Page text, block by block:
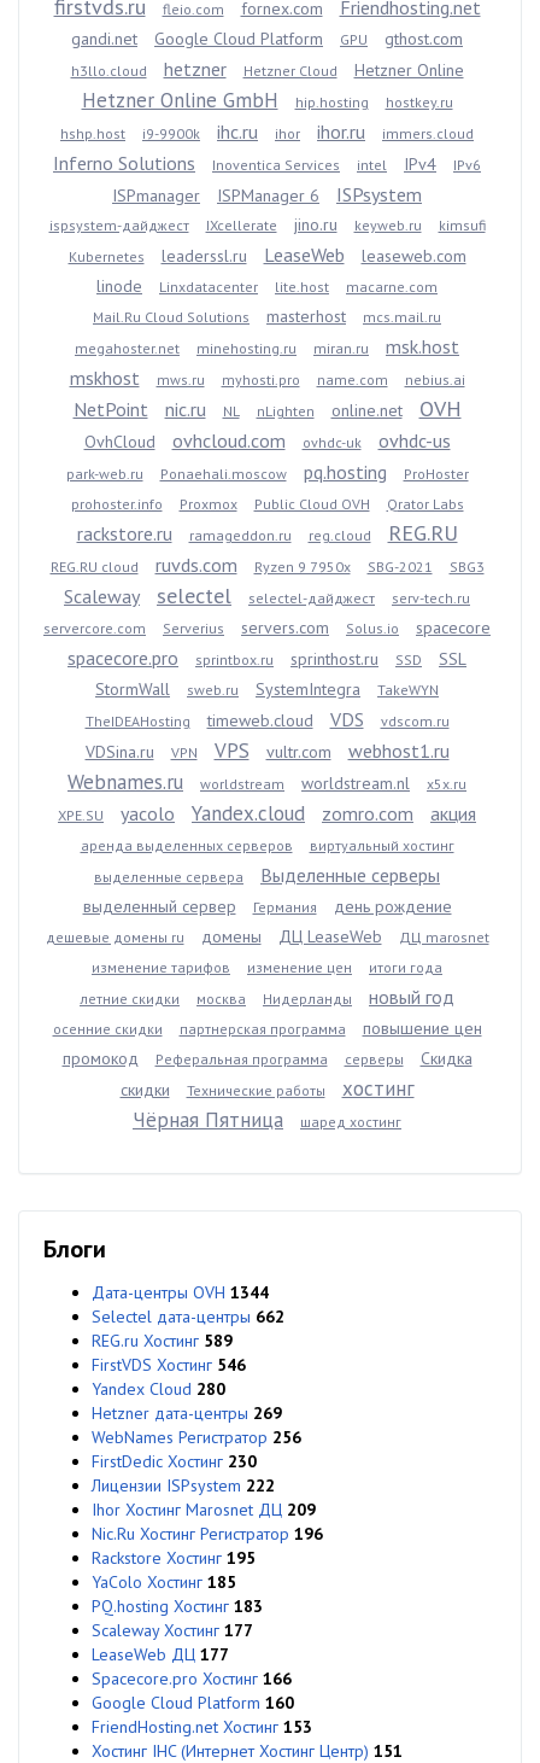
firstvds.ru fleio.com fornex.com Friendhosting.net
gandi.net Google Cloud Platform GPU gthost.com
h3llo.cloud hetzner Hetzner Cloud Hetzner Online
Hetzner Online GmbH hip.hosting
hostkey.ru
hshp.host
i9-9900k ihc.ru ihor ihor.ru immers.cloud
Inferno Solutions Inoventica Services intel IPv4 IPv6
ISPmanager ISPManager 6 ISPsystem
ispsystem-дайджест IXcellerate jino.ru keyweb.ru
kimsufi
Kubernetes
leaderssl.ru LeaseWeb
leaseweb.com
linode
Linxdatacenter lite.host
macarne.com
Mail.Ru Cloud Solutions
masterhost
mcs.mail.ru
megahoster.net
minehosting.ru miran.ru
msk.host
mskhost
mws.ru myhosti.pro name.com nebius.ai
NetPoint nic.ru NL nLighten online.net OVH
OvhCloud ovhcloud.com ovhdc-uk ovhdc-us
park-web.ru Ponaehali.moscow pq.hosting
ProHoster
prohoster.info
Proxmox Public Cloud OVH Qrator Labs
rackstore.ru ramageddon.ru reg.cloud REG.RU
REG.RU cloud ruvds.com Ryzen 9 7950x SBG-2021 SBG3
Scaleway selectel selectel-дайджест
serv-tech.ru
servercore.com
Serverius servers.com Solus.io spacecore
spacecore.pro sprintbox.ru sprinthost.ru SSD
SSL
StormWall
sweb.ru SystemIntegra
TakeWYN
TheIDEAHosting
timeweb.cloud VDS vdscom.ru
VDSina.ru VPN VPS vultr.com webhost1.ru
Webnames.ru worldstream worldstream.nl
x5x.ru
XPE.SU
yacolo Yandex.cloud zomro.com акция
аренда выделенных серверов
виртуальный хостинг
выделенные сервера
Выделенные серверы
выделенный сервер Германия день рождение
дешевые домены ru домены ДЦ LeaseWeb
ДЦ marosnet
изменение тарифов
изменение цен
итоги года
летние скидки
москва Нидерланды новый год
осенние скидки партнерская программа
повышение цен
промокод
Реферальная программа серверы
Скидка
скидки
Технические работы
хостинг
Чёрная Пятница
шаред хостинг
Блоги
Дата-центры OVH 1344
Selectel дата-центры 662
REG.ru Хостинг 589
FirstVDS Хостинг 546
Yandex Cloud 280
Hetzner дата-центры 269
WebNames Регистратор 256
FirstDedic Хостинг 230
Лицензии ISPsystem 222
Ihor Хостинг Marosnet ДЦ 209
Nic.Ru Хостинг Регистратор 196
Rackstore Хостинг 195
YaColo Хостинг 185
PQ.hosting Хостинг 183
Scaleway Хостинг 177
LeaseWeb ДЦ 177
Spacecore.pro Хостинг 166
Google Cloud Platform 160
FriendHosting.net Хостинг 153
Хостинг IHC (Интернет Хостинг Центр) 151